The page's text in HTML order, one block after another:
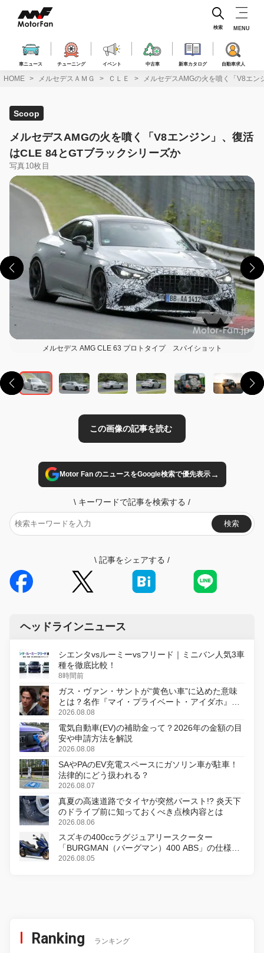
ス
車ニュース チューニング イベント 中古車 新車カタログ 自動車求人
検索 MENU
HOME メルセデスＡＭＧ ＣＬＥ メルセデスAMGの火を噴く「V8エ
Scoop
メルセデスAMGの火を噴く「V8エンジン」、復活
はCLE 84とGTブラックシリーズか
写真10枚目
メルセデス AMG CLE 63 プロトタイプ スパイショット
Motor Fan のニュースをGoogle検索で優先表示→
\ キーワードで記事を検索する /
検索
\ 記事をシェアする /
ヘッドラインニュース
シエンタvsルーミーvsフリード｜ミニバン人気3車
種を徹底比較！
8時間前
ガス・ヴァン・サントが“黄色い車”に込めた意味
とは？名作『マイ・プライベート・アイダホ』が
初のデジタルリマスター版で復活
2026.08.08
電気自動車(EV)の補助金って？2026年の金額の目
安や申請方法を解説
2026.08.08
SAやPAのEV充電スペースにガソリン車が駐車！
法律的にどう扱われる？
2026.08.07
真夏の高速道路でタイヤが突然バースト!? 炎天下
のドライブ前に知っておくべき点検内容とは
2026.08.06
スズキの400ccラグジュアリースクーター
「BURGMAN（バーグマン）400 ABS」の仕様を
変更し、8月18日に発売
2026.08.05
Ranking ランキング